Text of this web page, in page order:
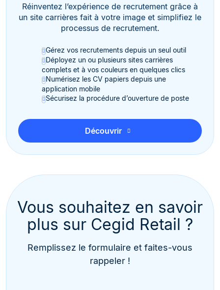
Réinventez l’expérience de recrutement grâce à
un site carrières fait à votre image et simplifiez le
processus de recrutement.
Gérez vos recrutements depuis un seul outil
Déployez un ou plusieurs sites carrières
complets et à vos couleurs en quelques clics
Numérisez les CV papiers depuis une
application mobile
Sécurisez la procédure d’ouverture de poste
Découvrir
Vous souhaitez en savoir
plus sur Cegid Retail ?
Remplissez le formulaire et faites-vous
rappeler !